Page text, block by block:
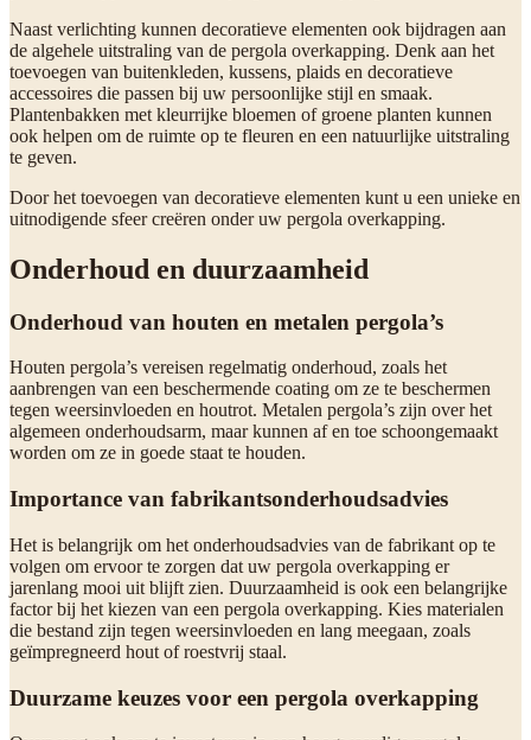
Naast verlichting kunnen decoratieve elementen ook bijdragen aan
de algehele uitstraling van de pergola overkapping. Denk aan het
toevoegen van buitenkleden, kussens, plaids en decoratieve
accessoires die passen bij uw persoonlijke stijl en smaak.
Plantenbakken met kleurrijke bloemen of groene planten kunnen
ook helpen om de ruimte op te fleuren en een natuurlijke uitstraling
te geven.
Door het toevoegen van decoratieve elementen kunt u een unieke en
uitnodigende sfeer creëren onder uw pergola overkapping.
Onderhoud en duurzaamheid
Onderhoud van houten en metalen pergola’s
Houten pergola’s vereisen regelmatig onderhoud, zoals het
aanbrengen van een beschermende coating om ze te beschermen
tegen weersinvloeden en houtrot. Metalen pergola’s zijn over het
algemeen onderhoudsarm, maar kunnen af en toe schoongemaakt
worden om ze in goede staat te houden.
Importance van fabrikantsonderhoudsadvies
Het is belangrijk om het onderhoudsadvies van de fabrikant op te
volgen om ervoor te zorgen dat uw pergola overkapping er
jarenlang mooi uit blijft zien. Duurzaamheid is ook een belangrijke
factor bij het kiezen van een pergola overkapping. Kies materialen
die bestand zijn tegen weersinvloeden en lang meegaan, zoals
geïmpregneerd hout of roestvrij staal.
Duurzame keuzes voor een pergola overkapping